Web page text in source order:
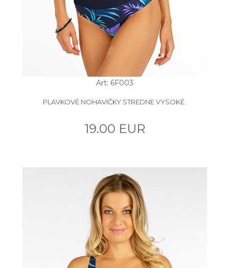
Art: 6F003
PLAVKOVÉ NOHAVIČKY STREDNE VYSOKÉ.
19.00 EUR